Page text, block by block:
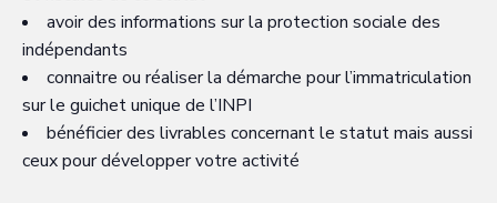
avoir des informations sur la protection sociale des
indépendants
connaitre ou réaliser la démarche pour l’immatriculation
sur le guichet unique de l’INPI
bénéficier des livrables concernant le statut mais aussi
ceux pour développer votre activité